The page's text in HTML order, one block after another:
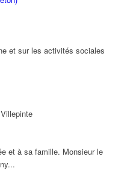
et sur les activités sociales
et à sa famille. Monsieur le